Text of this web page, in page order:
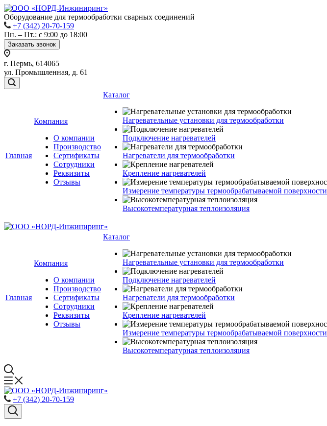
Оборудование для термообработки сварных соединений
+7 (342) 20-70-159
Пн. – Пт.: с 9:00 до 18:00
Заказать звонок
г. Пермь, 614065
ул. Промышленная, д. 61
Главная
Компания
О компании
Производство
Сертификаты
Сотрудники
Реквизиты
Отзывы
Каталог
Нагревательные установки для термообработки
Подключение нагревателей
Нагреватели для термообработки
Крепление нагревателей
Измерение температуры термообрабатываемой поверхности
Высокотемпературная теплоизоляция
Главная
Компания
О компании
Производство
Сертификаты
Сотрудники
Реквизиты
Отзывы
Каталог
Нагревательные установки для термообработки
Подключение нагревателей
Нагреватели для термообработки
Крепление нагревателей
Измерение температуры термообрабатываемой поверхности
Высокотемпературная теплоизоляция
+7 (342) 20-70-159